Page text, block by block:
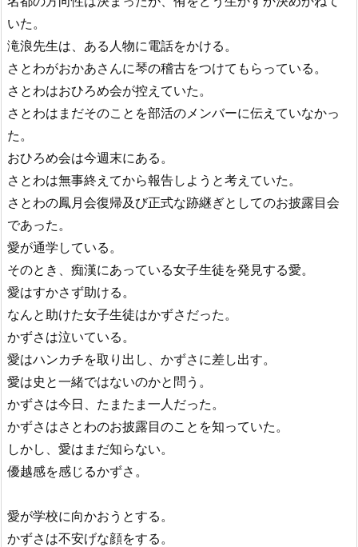
いた。
滝浪先生は、ある人物に電話をかける。
さとわがおかあさんに琴の稽古をつけてもらっている。
さとわはおひろめ会が控えていた。
さとわはまだそのことを部活のメンバーに伝えていなかっ
た。
おひろめ会は今週末にある。
さとわは無事終えてから報告しようと考えていた。
さとわの鳳月会復帰及び正式な跡継ぎとしてのお披露目会
であった。
愛が通学している。
そのとき、痴漢にあっている女子生徒を発見する愛。
愛はすかさず助ける。
なんと助けた女子生徒はかずさだった。
かずさは泣いている。
愛はハンカチを取り出し、かずさに差し出す。
愛は史と一緒ではないのかと問う。
かずさは今日、たまたま一人だった。
かずさはさとわのお披露目のことを知っていた。
しかし、愛はまだ知らない。
優越感を感じるかずさ。
愛が学校に向かおうとする。
かずさは不安げな顔をする。